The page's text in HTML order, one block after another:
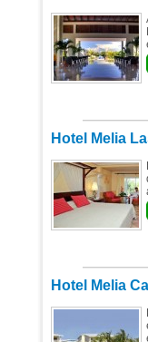
Hotel Melia
Hotel Melia